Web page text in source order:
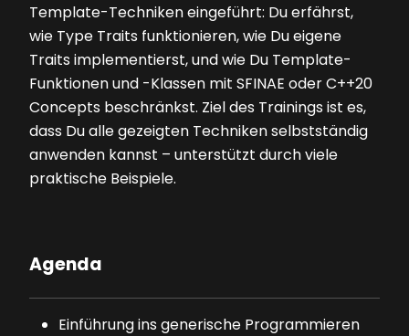
Template-Techniken eingeführt: Du erfährst,
wie Type Traits funktionieren, wie Du eigene
Traits implementierst, und wie Du Template-
Funktionen und -Klassen mit SFINAE oder C++20
Concepts beschränkst. Ziel des Trainings ist es,
dass Du alle gezeigten Techniken selbstständig
anwenden kannst – unterstützt durch viele
praktische Beispiele.
Agenda
Einführung ins generische Programmieren